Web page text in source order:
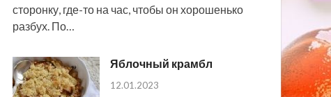
сторонку, где-то на час, чтобы он хорошенько
разбух. По…
Яблочный крамбл
12.01.2023